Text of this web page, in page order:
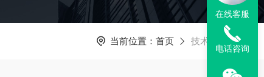
当前位置： 首页 技术文章
在线客服
电话咨询